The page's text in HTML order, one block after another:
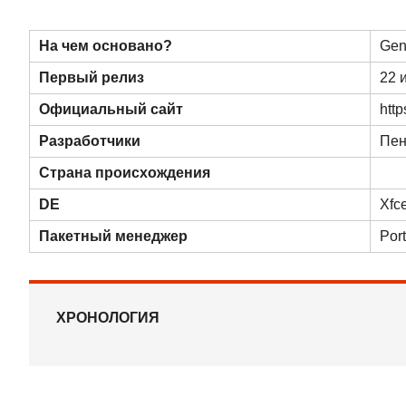
На чем основано?
Первый релиз 22
Официальный сайт
Разработчики
Страна происхождения
DE
Пакетный менеджер
ХРОНОЛОГИЯ